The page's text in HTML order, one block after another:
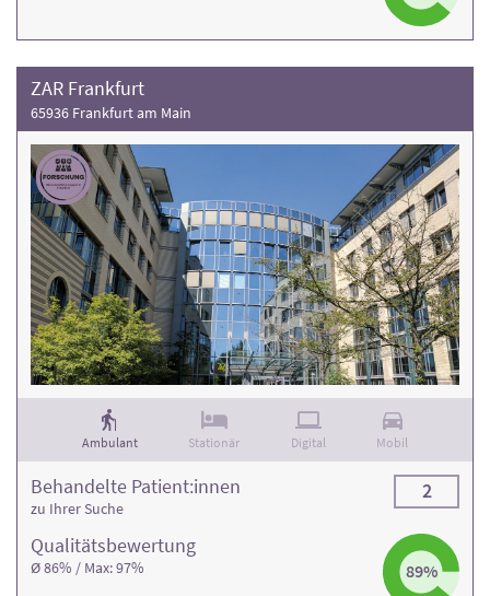
ZAR Frankfurt
65936 Frankfurt am Main
Ambulant Stationär Digital Mobil
Qualitäts­bewertung
Ø 86% / Max: 97% 89%
Behandelte Patient:innen
zu Ihrer Suche
2